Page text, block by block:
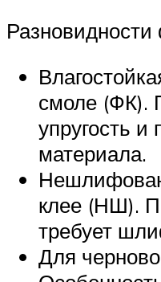
смоле (ФК).
упругость и
материала.
клее (НШ).
требует
Для